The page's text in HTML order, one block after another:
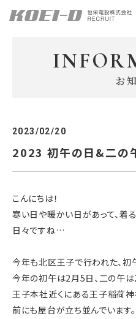
お
2023/02/20
2023 初午の日&二の
こんにちは！
寒い日や暖かい日があって、着
日々ですね…
今年も北区王子で行われた、初
今年の初午は2月5日、二の午は
王子本社近くにある王子稲荷神
前にも屋台が立ち並んでいます。